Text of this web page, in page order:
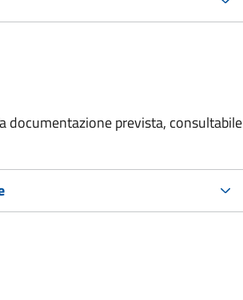
documentazione prevista, consultabile